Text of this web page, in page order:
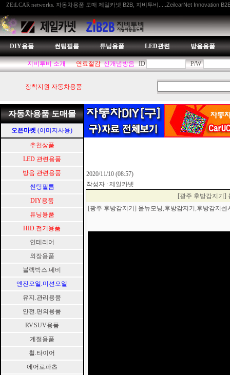
ZEiLCAR networks. 자동차용품 도매 제일카넷 B2B, 지비투비.....ZeilcarNet Innovation
DIY용품 썬팅필름 튜닝용품 LED관련 방음용품
지비투비 소개 연료절감 신개념방음 ID P/W
장착지원 자동차용품
자동차용품 도매몰
오픈마켓 (이미지사용)
추천상품
LED 관련용품
방음 관련용품
썬팅필름
DIY용품
튜닝용품
HID.전기용품
인테리어
외장용품
블랙박스.네비
엔진오일.미션오일
유지.관리용품
안전.편의용품
RV.SUV용품
계절용품
휠.타이어
에어로파츠
2020/11/10 (08:57)
작성자 : 제일카넷
[광주 후방감지기]
[광주 후방감지기] 올뉴모닝,후방감지기,후방감지